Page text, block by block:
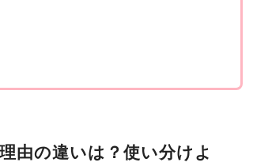
由の違いは？使い分けよ